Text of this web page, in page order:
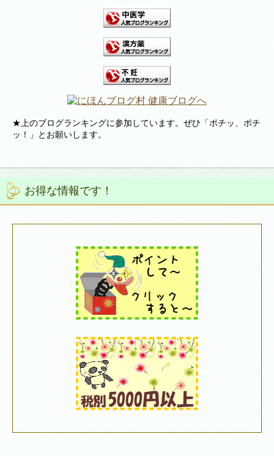
★上のブログランキングに参加しています。ぜひ「ポチッ、ポチ
ッ！」とお願いします。
お得な情報です！